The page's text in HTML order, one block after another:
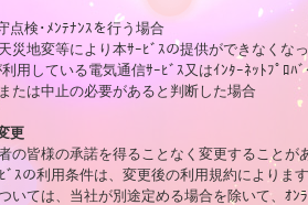
点検･ﾒﾝﾃﾅﾝｽを行う場合
災地変等により本ｻｰﾋﾞｽの提供ができなくな
用している電気通信ｻｰﾋﾞｽ又はｲﾝﾀｰﾈｯﾄﾌﾟﾛﾊ
たは中止の必要があると判断した場合
更
の皆様の承諾を得ることなく変更することが
ﾞｽの利用条件は、変更後の利用規約によりま
いては、当社が別途定める場合を除いて、ｵ